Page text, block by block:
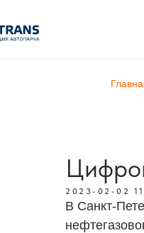
2023-02-02
В Санкт-